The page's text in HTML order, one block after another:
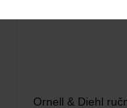
Ornell & Diehl